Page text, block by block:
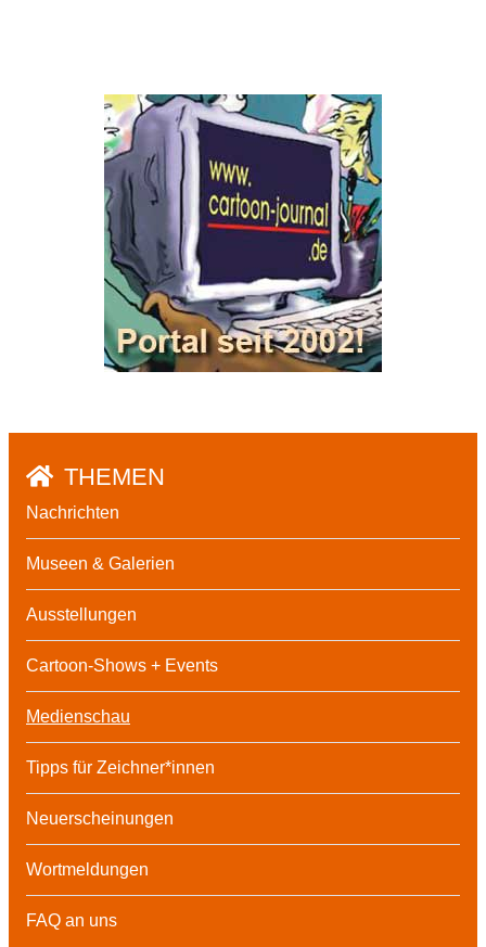
THEMEN
Nachrichten
Museen & Galerien
Ausstellungen
Cartoon-Shows + Events
Medienschau
Tipps für Zeichner*innen
Neuerscheinungen
Wortmeldungen
FAQ an uns